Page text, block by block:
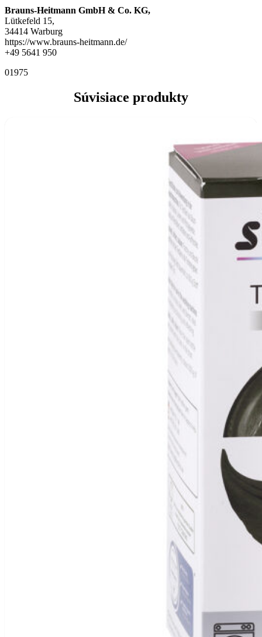
Brauns-Heitmann GmbH & Co. KG,
Lütkefeld 15,
34414 Warburg
https://www.brauns-heitmann.de/
+49 5641 950
01975
Súvisiace produkty